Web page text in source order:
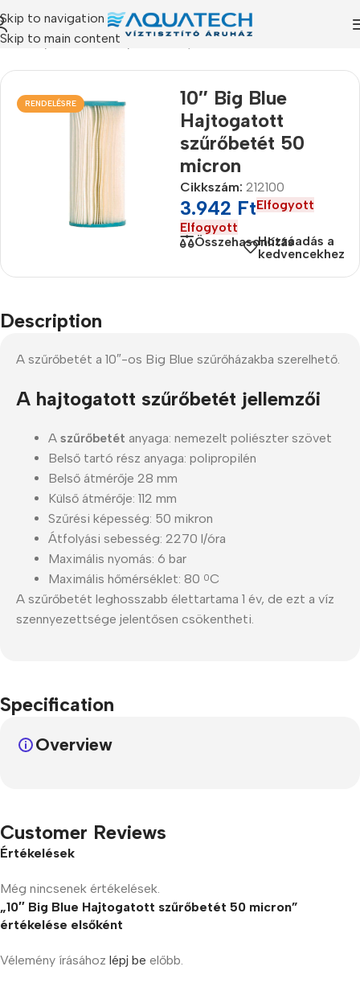
Skip to navigation
Skip to main content
/Szűrőbetétek
RENDELÉSRE
10″ Big Blue
Hajtogatott
szűrőbetét 50
micron
Cikkszám: 212100
3.942 FtElfogyott
Elfogyott
ÖsszehasonlításHozzáadás a
kedvencekhez
Description
A szűrőbetét a 10″-os Big Blue szűrőházakba szerelhető.
A hajtogatott szűrőbetét jellemzői
A szűrőbetét anyaga: nemezelt poliészter szövet
Belső tartó rész anyaga: polipropilén
Belső átmérője 28 mm
Külső átmérője: 112 mm
Szűrési képesség: 50 mikron
Átfolyási sebesség: 2270 l/óra
Maximális nyomás: 6 bar
Maximális hőmérséklet: 80 0C
A szűrőbetét leghosszabb élettartama 1 év, de ezt a víz
szennyezettsége jelentősen csökentheti.
Specification
Overview
Customer Reviews
Értékelések
Még nincsenek értékelések.
„10″ Big Blue Hajtogatott szűrőbetét 50 micron”
értékelése elsőként
Vélemény írásához lépj be előbb.